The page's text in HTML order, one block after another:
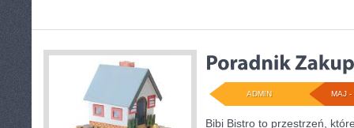
MAJ -
ADMIN
Bibi Bistro to przestrzeń,